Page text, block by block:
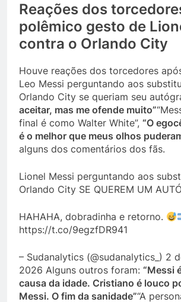
Reações dos
polêmico gesto de
contra o Orlando City
Houve reações dos torcedores
Leo Messi perguntando aos
Orlando City se queriam seu
aceitar, mas me ofende muito”
final é como Walter White”, “O
é o melhor que meus olhos
alguns dos comentários dos fãs.
Lionel Messi perguntando aos
Orlando City SE QUEREM UM
HAHAHA, dobradinha e retorno.
https://t.co/9egzfDR941
– Sudanalytics (@sudanalytics_) 2
2026 Alguns outros foram: “Messi
causa da idade. Cristiano é louco
Messi. O fim da sanidade”“A